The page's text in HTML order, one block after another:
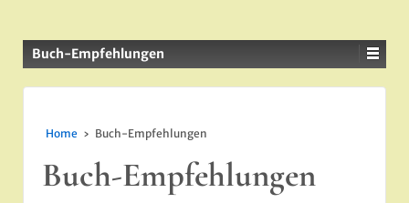
Buch-Empfehlungen
Home › Buch-Empfehlungen
Buch-Empfehlungen